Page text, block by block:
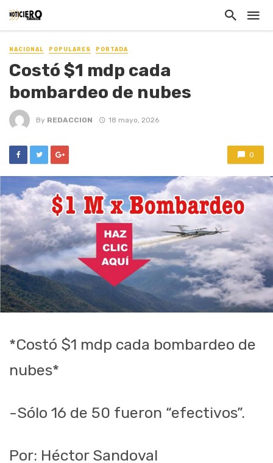
NACIONAL POPULARES PORTADA
Costó $1 mdp cada
bombardeo de nubes
By REDACCION 18 mayo, 2026
0
*Costó $1 mdp cada bombardeo de
nubes*
-Sólo 16 de 50 fueron “efectivos”.
Por: Héctor Sandoval